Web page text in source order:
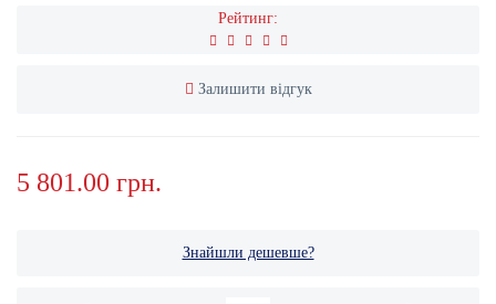
Рейтинг:
Залишити відгук
5 801.00 грн.
Знайшли дешевше?